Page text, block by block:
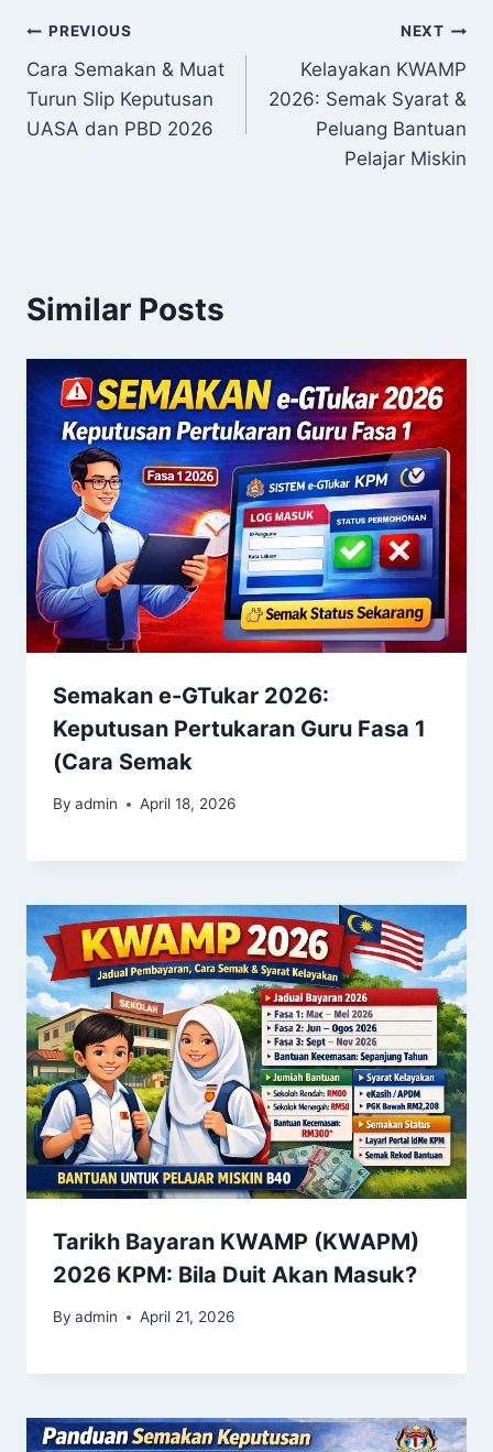
Post
navigation
PREVIOUS
Cara Semakan & Muat
Turun Slip Keputusan
UASA dan PBD 2026
NEXT
Kelayakan KWAMP
2026: Semak Syarat &
Peluang Bantuan
Pelajar Miskin
Similar Posts
Semakan e-GTukar 2026:
Keputusan Pertukaran Guru Fasa 1
(Cara Semak
By admin April 18, 2026
Tarikh Bayaran KWAMP (KWAPM)
2026 KPM: Bila Duit Akan Masuk?
By admin April 21, 2026